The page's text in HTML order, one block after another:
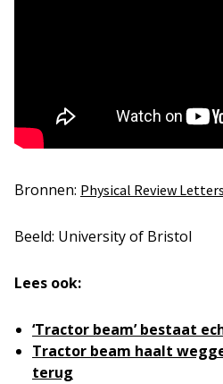
Bronnen: Physical Review Letters
Beeld: University of Bristol
Lees ook:
‘Tractor beam’ bestaat
Tractor beam haalt
terug